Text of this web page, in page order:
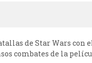
de Star Wars con
combates de la